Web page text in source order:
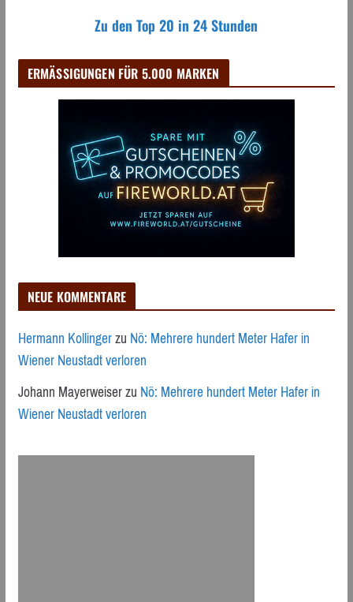
Zu den Top 20 in 24 Stunden
ERMÄSSIGUNGEN FÜR 5.000 MARKEN
NEUE KOMMENTARE
Hermann KollingerzuNö: Mehrere hundert Meter Hafer in
Wiener Neustadt verloren
Johann MayerweiserzuNö: Mehrere hundert Meter Hafer in
Wiener Neustadt verloren